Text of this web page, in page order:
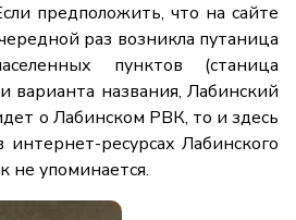
предположить, что на сайте
раз возникла путаница
пунктов (станица
варианта названия, Лабинский
о Лабинском РВК, то и здесь
интернет-ресурсах Лабинского
не упоминается.